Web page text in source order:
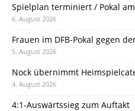
Spielplan terminiert / Pokal
6. August 2026
Frauen im DFB-Pokal gegen
5. August 2026
Nock übernimmt
4. August 2026
4:1-Auswärtssieg zum Auftakt